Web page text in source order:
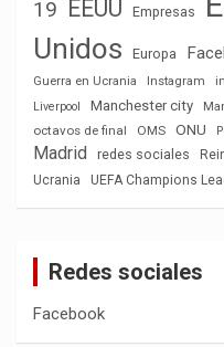
19 EEUU Empresas
Unidos
Europa
Guerra en Ucrania Instagram
Liverpool Manchester city
octavos de final OMS ONU
Madrid
redes sociales
Ucrania
UEFA Champions
Redes sociales
Facebook